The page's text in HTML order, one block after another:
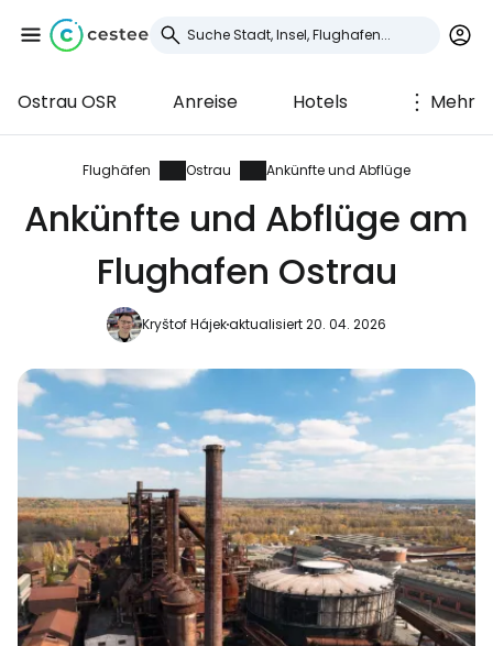
Ostrau OSR Anreise Hotels Mehr
Flughäfen Ostrau Ankünfte und Abflüge
Ankünfte und Abflüge am
Flughafen Ostrau
Kryštof Hájekaktualisiert 20. 04. 2026
Anmeldung bei
Cestee
... die weltweite Reise-Community
Weiter mit Facebook
Weiter mit E-Mail